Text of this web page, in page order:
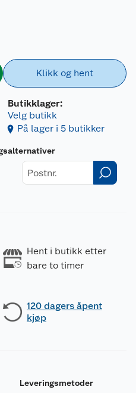
Klikk og hent
Butikklager:
Velg butikk
På lager i 5 butikker
Hent i butikk etter
bare to timer
120 dagers åpent
kjøp
Leveringsmetoder